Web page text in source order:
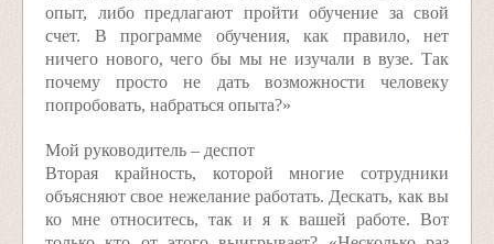
опыт, либо предлагают пройти обучение за свой
счет. В программе обучения, как правило, нет
ничего нового, чего бы мы не изучали в вузе. Так
почему просто не дать возможности человеку
попробовать, набраться опыта?»
Мой руководитель – деспот
Вторая крайность, которой многие сотрудники
объясняют свое нежелание работать. Дескать, как вы
ко мне относитесь, так и я к вашей работе. Вот